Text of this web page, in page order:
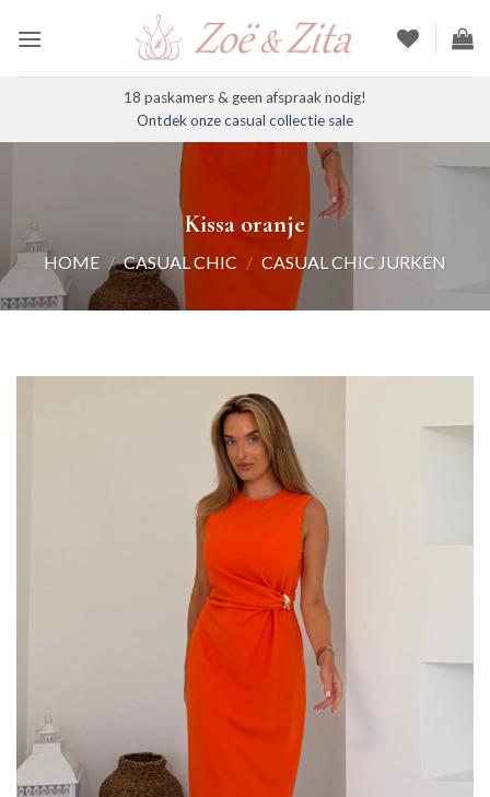
naar
18 paskamers & geen afspraak nodig!
Ontdek onze casual collectie sale
Kissa oranje
HOME / CASUAL CHIC / CASUAL CHIC JURKEN